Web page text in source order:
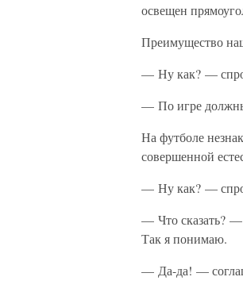
освещен
Преимущество
— Ну как? —
— По игре
На футболе
совершенной
— Ну как? —
— Что сказать? —
Так я понимаю.
— Да-да! —